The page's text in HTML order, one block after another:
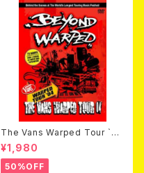
The Vans Warped Tour `04
Beyond Warped (国内盤DV
D)
¥1,980
50%OFF